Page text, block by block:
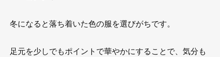
冬になると落ち着いた色の服を選びがちです。
足元を少しでもポイントで華やかにすることで、気分も